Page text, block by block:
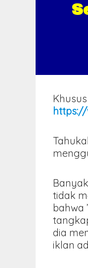
https://
tidak
bahwa
dia
iklan